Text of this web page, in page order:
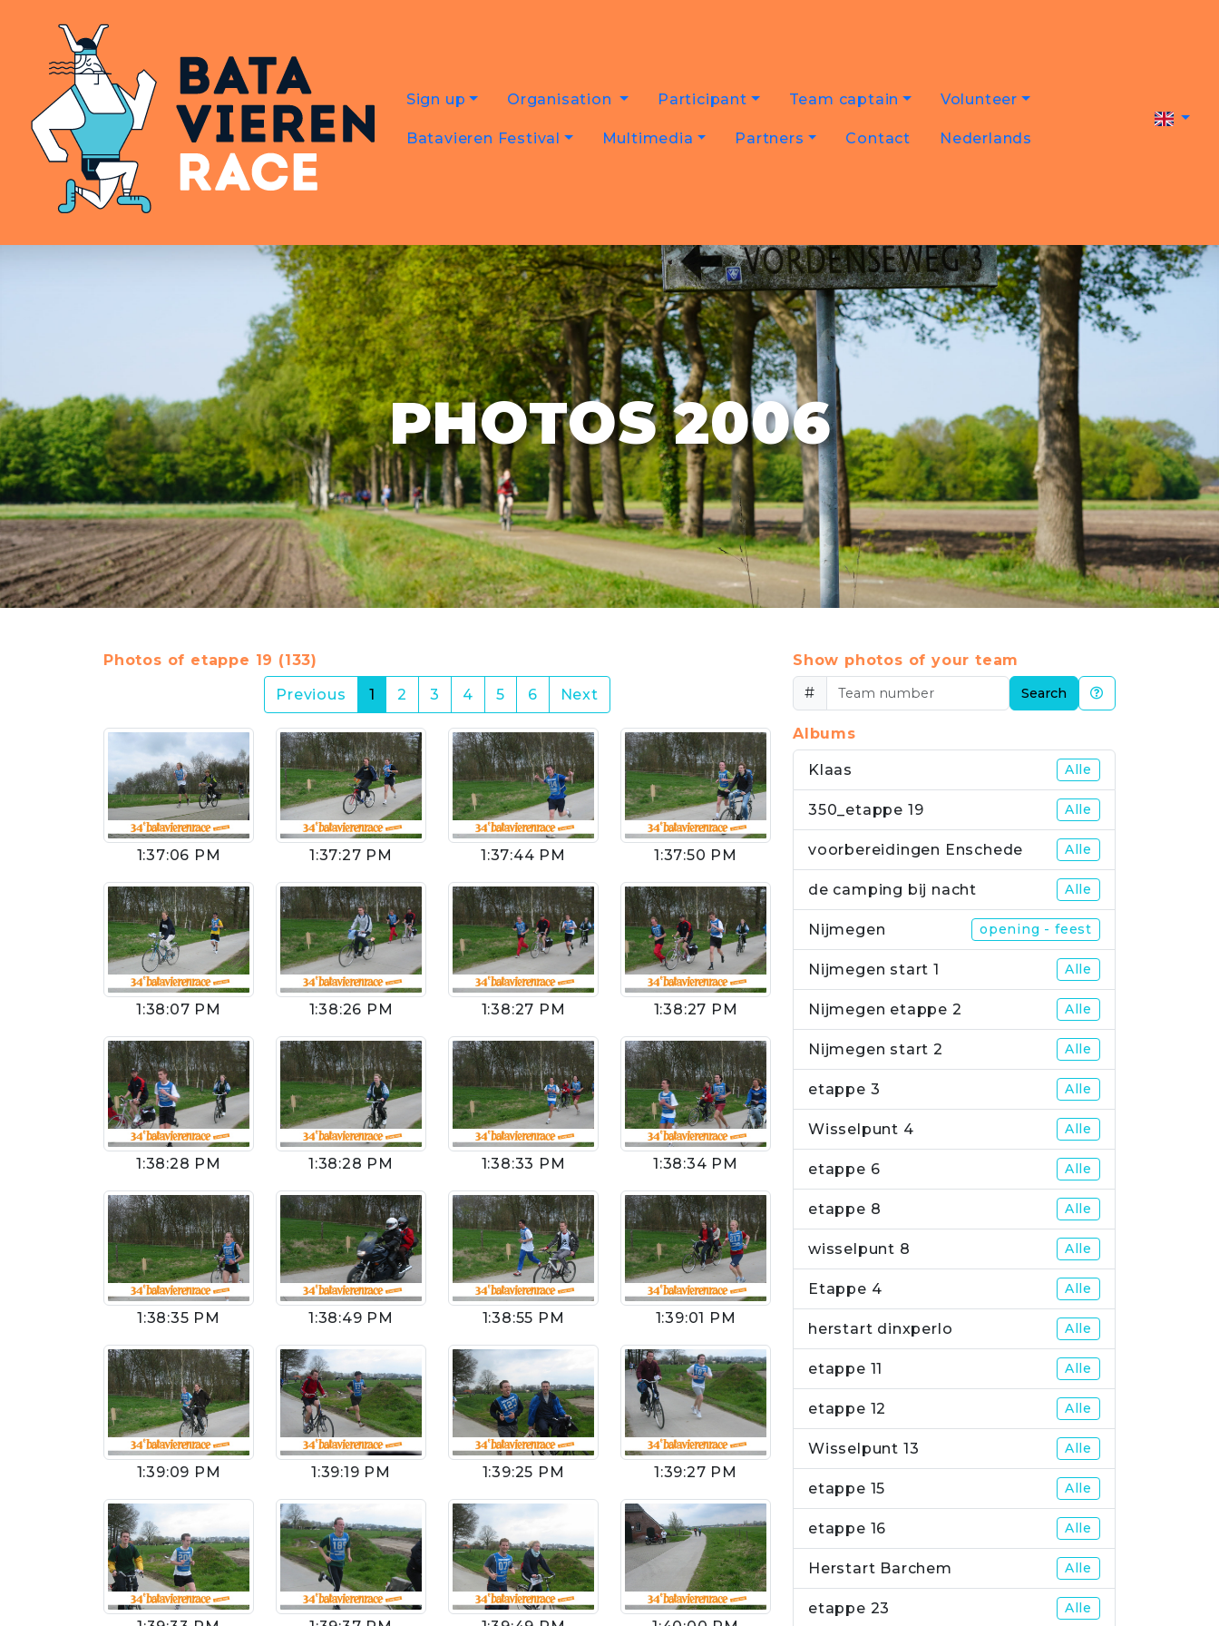
Sign up Organisation Participant Team captain Volunteer
Batavieren Festival Multimedia Partners Contact Nederlands
PHOTOS 2006
Photos of etappe 19 (133)
Previous
1 (current)
2 3 4 5 6 Next
1:37:06 PM 1:37:27 PM 1:37:44 PM 1:37:50 PM
1:38:07 PM 1:38:26 PM 1:38:27 PM 1:38:27 PM
1:38:28 PM 1:38:28 PM 1:38:33 PM 1:38:34 PM
1:38:35 PM 1:38:49 PM 1:38:55 PM 1:39:01 PM
1:39:09 PM 1:39:19 PM 1:39:25 PM 1:39:27 PM
Show photos of your team
#
Search
Albums
Klaas Alle
350_etappe 19 Alle
voorbereidingen Enschede Alle
de camping bij nacht Alle
Nijmegen opening - feest
Nijmegen start 1 Alle
Nijmegen etappe 2 Alle
Nijmegen start 2 Alle
etappe 3 Alle
Wisselpunt 4 Alle
etappe 6 Alle
etappe 8 Alle
wisselpunt 8 Alle
Etappe 4 Alle
herstart dinxperlo Alle
etappe 11 Alle
etappe 12 Alle
Wisselpunt 13 Alle
etappe 15 Alle
etappe 16 Alle
Herstart Barchem Alle
etappe 23 Alle